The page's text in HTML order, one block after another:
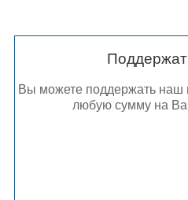
Вы можете поддержать наш
любую сумму на